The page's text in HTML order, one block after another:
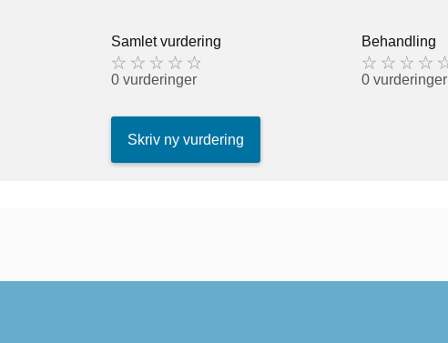
Samlet vurdering
0 vurderinger
Behandling
0 vurderinger
Skriv ny vurdering